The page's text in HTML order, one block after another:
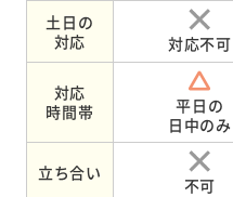
土日の
対応
対応不可
対応
時間帯
平日の
日中のみ
立ち合い
不可